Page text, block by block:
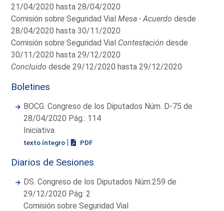
21/04/2020 hasta 28/04/2020
Comisión sobre Seguridad VialMesa - Acuerdo desde
28/04/2020 hasta 30/11/2020
Comisión sobre Seguridad Vial Contestación desde
30/11/2020 hasta 29/12/2020
Concluido desde 29/12/2020 hasta 29/12/2020
Boletines
BOCG. Congreso de los Diputados Núm. D-75 de
28/04/2020 Pág.: 114
Iniciativa
texto íntegro | PDF
Diarios de Sesiones
DS. Congreso de los Diputados Núm.259 de
29/12/2020 Pág: 2
Comisión sobre Seguridad Vial